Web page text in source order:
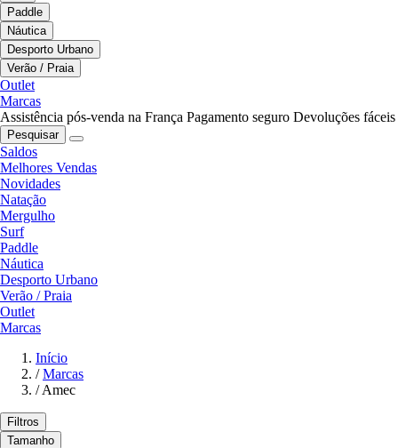
Paddle
Náutica
Desporto Urbano
Verão / Praia
Outlet
Marcas
Assistência pós-venda na França Pagamento seguro Devoluções fáceis
Pesquisar
Saldos
Melhores Vendas
Novidades
Natação
Mergulho
Surf
Paddle
Náutica
Desporto Urbano
Verão / Praia
Outlet
Marcas
Início
/ Marcas
/ Amec
Filtros
Tamanho